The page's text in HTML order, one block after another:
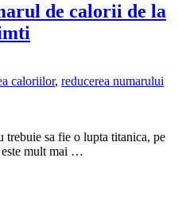
de calorii de la
caloriilor, reducerea numarului
trebuie sa fie o lupta titanica, pe
mult mai …